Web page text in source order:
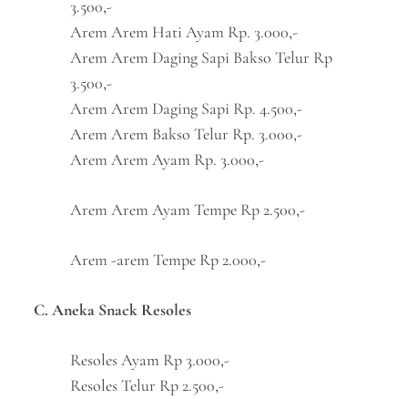
3.500,-
Arem Arem Hati Ayam Rp. 3.000,-
Arem Arem Daging Sapi Bakso Telur Rp
3.500,-
Arem Arem Daging Sapi Rp. 4.500,-
Arem Arem Bakso Telur Rp. 3.000,-
Arem Arem Ayam Rp. 3.000,-
Arem Arem Ayam Tempe Rp 2.500,-
Arem -arem Tempe Rp 2.000,-
C. Aneka Snack Resoles
Resoles Ayam Rp 3.000,-
Resoles Telur Rp 2.500,-